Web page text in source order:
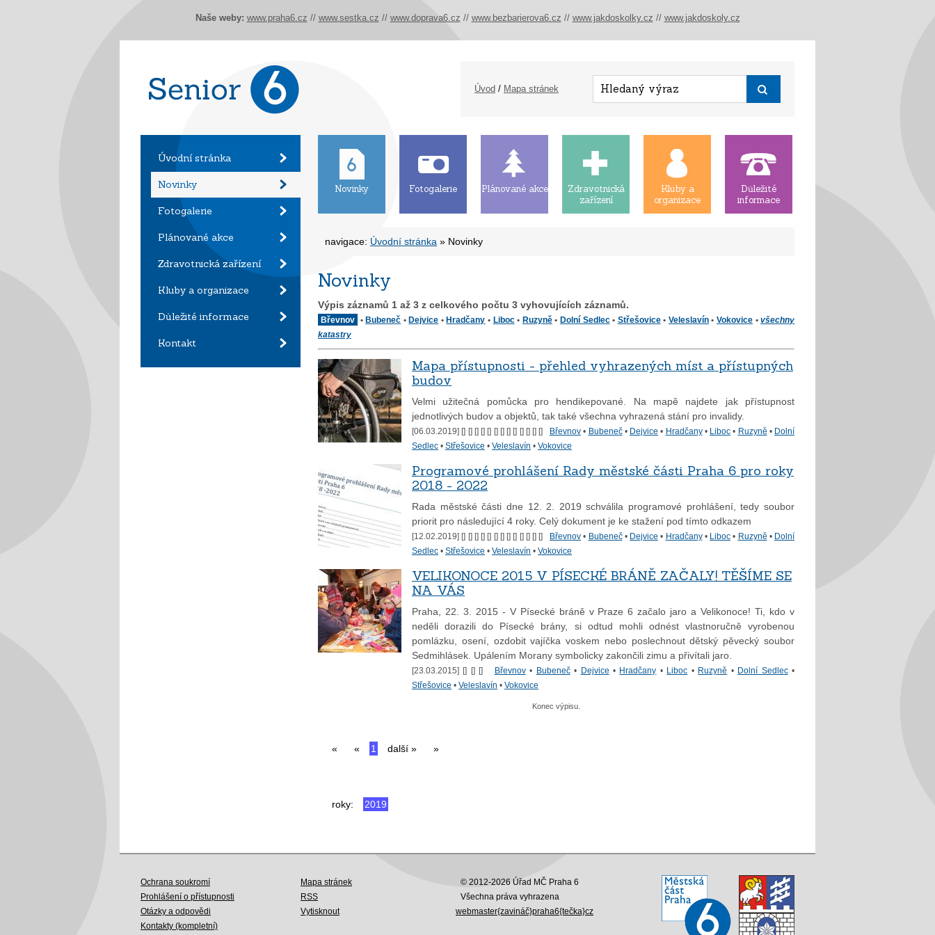
Úvod / Mapa stránek
Úvodní stránka
Novinky
Fotogalerie
Plánované akce
Zdravotnická zařízení
Kluby a organizace
Důležité informace
Kontakt
Novinky Fotogalerie Plánované akce
Zdravotnická
zařízení
Kluby a
organizace
Důležité
informace
navigace: Úvodní stránka » Novinky
Novinky
Výpis záznamů 1 až 3 z celkového počtu 3 vyhovujících záznamů.
Břevnov •Bubeneč •Dejvice •Hradčany • Liboc• Ruzyně• Dolní Sedlec• Střešovice• Veleslavín• Vokovice•všechny
katastry
Mapa přístupnosti - přehled vyhrazených míst a přístupných
budov
Velmi užitečná pomůcka pro hendikepované. Na mapě najdete jak přístupnost
jednotlivých budov a objektů, tak také všechna vyhrazená stání pro invalidy.
[06.03.2019] [] [] [] [] [] [] [] [] [] [] [] [] [] Břevnov • Bubeneč• Dejvice • Hradčany• Liboc • Ruzyně • Dolní
Sedlec • Střešovice • Veleslavín • Vokovice
Programové prohlášení Rady městské části Praha 6 pro roky
2018 - 2022
Rada městské části dne 12. 2. 2019 schválila programové prohlášení, tedy soubor
priorit pro následující 4 roky. Celý dokument je ke stažení pod tímto odkazem
[12.02.2019] [] [] [] [] [] [] [] [] [] [] [] [] [] Břevnov • Bubeneč• Dejvice • Hradčany• Liboc • Ruzyně • Dolní
Sedlec • Střešovice • Veleslavín • Vokovice
VELIKONOCE 2015 V PÍSECKÉ BRÁNĚ ZAČALY! TĚŠÍME SE
NA VÁS
Praha, 22. 3. 2015 - V Písecké bráně v Praze 6 začalo jaro a Velikonoce! Ti, kdo v
neděli dorazili do Písecké brány, si odtud mohli odnést vlastnoručně vyrobenou
pomlázku, osení, ozdobit vajíčka voskem nebo poslechnout dětský pěvecký soubor
Sedmihlásek. Upálením Morany symbolicky zakončili zimu a přivítali jaro.
[23.03.2015] [] [] [] Břevnov• Bubeneč• Dejvice • Hradčany • Liboc • Ruzyně • Dolní Sedlec•
Střešovice • Veleslavín • Vokovice
Konec výpisu.
« « 1 další » »
roky: 2019
Ochrana soukromí
Prohlášení o přístupnosti
Otázky a odpovědi
Kontakty (kompletní)
Mapa stránek
RSS
Vytisknout
© 2012-2026 Úřad MČ Praha 6
Všechna práva vyhrazena
webmaster{zavináč}praha6{tečka}cz
Naše weby: www.praha6.cz // www.sestka.cz // www.doprava6.cz // www.bezbarierova6.cz // www.jakdoskolky.cz // www.jakdoskoly.cz